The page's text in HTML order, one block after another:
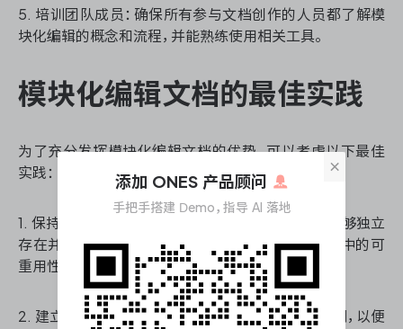
5. 培训团队成员：确保所有参与文档创作的人员都了解模
块化编辑的概念和流程，并能熟练使用相关工具。
模块化编辑文档的最佳实践
为了充分发挥模块化编辑文档的优势，可以考虑以下最佳
实践：
1. 保持模块的独立性：每个模块应该是自包含的，能够独立
存在并保持意义。这样可以确保模块在不同上下文中的可
重用性。
2. 建立清晰的命名规则：为模块制定统一的命名规则，以便
×
添加 ONES 产品顾问
手把手搭建 Demo，指导 AI 落地